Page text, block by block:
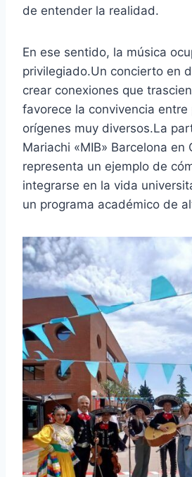
de entender la realidad.
En ese sentido, la música
privilegiado.Un concierto en
crear conexiones que
favorece la convivencia entre
orígenes muy diversos.La
Mariachi «MIB» Barcelona en
representa un ejemplo de
integrarse en la vida
un programa académico de